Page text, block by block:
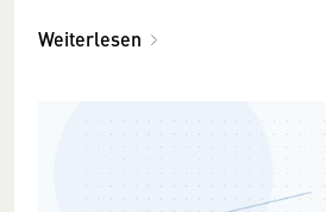
Weiterlesen